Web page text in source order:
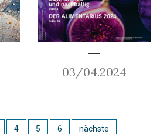
03/04.2024
4 5 6 nächste